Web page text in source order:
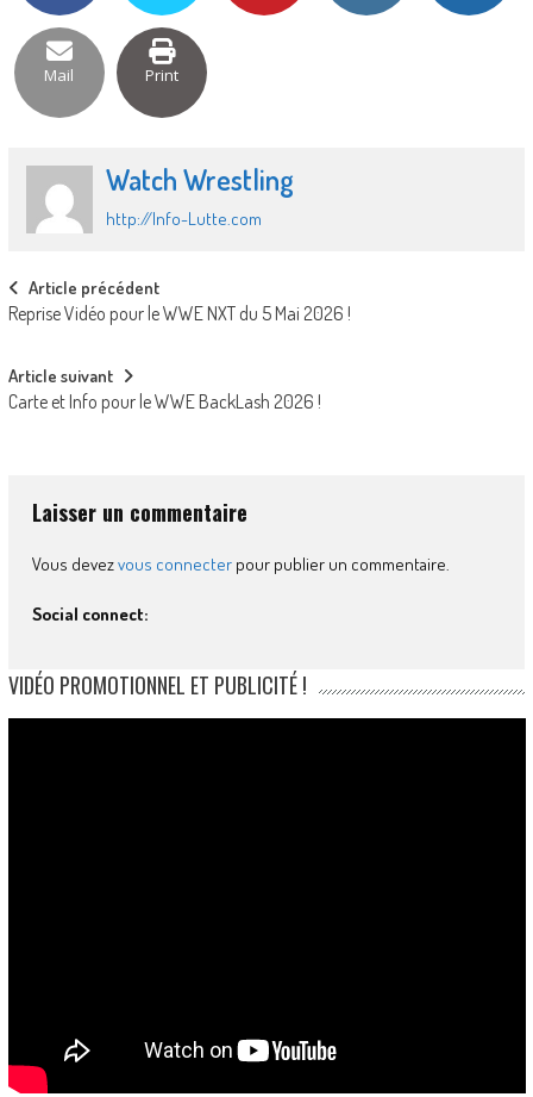
Mail Print
Watch Wrestling
http://Info-Lutte.com
Post
navigation
Article précédent
Reprise Vidéo pour le WWE NXT du 5 Mai 2026 !
Article suivant
Carte et Info pour le WWE BackLash 2026 !
Laisser un commentaire
Vous devezvous connecterpour publier un commentaire.
Social connect:
VIDÉO PROMOTIONNEL ET PUBLICITÉ !